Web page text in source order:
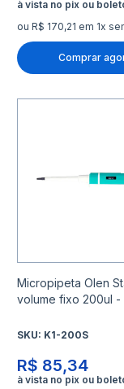
ou R$ 170,21 em 1x
Comprar
Micropipeta Olen
volume fixo 200ul -
SKU: K1-200S
R$ 85,34